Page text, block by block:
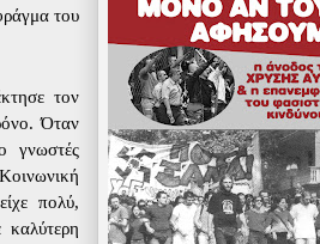
του
τον
Όταν
γνωστές
πολύ,
καλύτερη